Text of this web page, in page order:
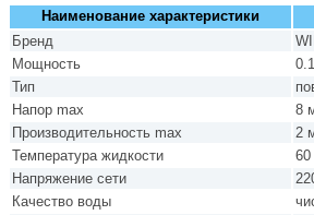
Наименование характеристики
Бренд
Мощность
Тип
Напор max
8
Производительность max
2
Температура жидкости
60
Напряжение сети
Качество воды